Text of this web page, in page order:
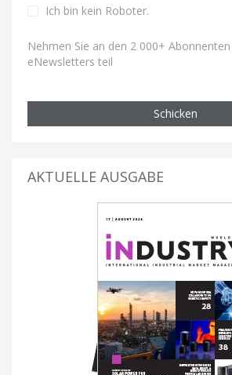
Ich bin kein Roboter.
Nehmen Sie an den 2 000+
eNewsletters teil
Schicken
AKTUELLE AUSGABE